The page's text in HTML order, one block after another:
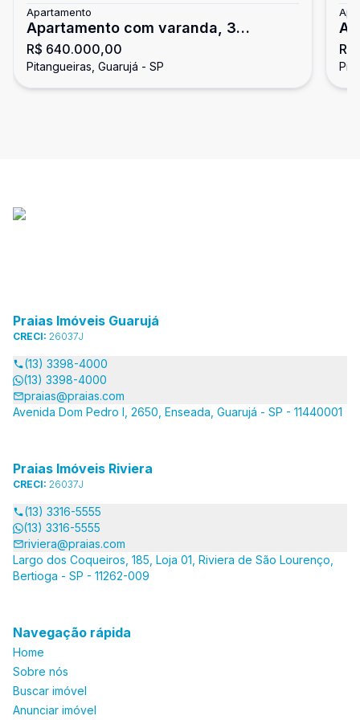
Apartamento
Apartamento com varanda, 3
dormitórios, Pitangueiras, Guarujá
R$ 640.000,00
Pitangueiras, Guarujá - SP
Praias Imóveis Guarujá
CRECI: 26037J
(13) 3398-4000
(13) 3398-4000
praias@praias.com
Avenida Dom Pedro I, 2650, Enseada, Guarujá - SP - 11440001
Praias Imóveis Riviera
CRECI: 26037J
(13) 3316-5555
(13) 3316-5555
riviera@praias.com
Largo dos Coqueiros, 185, Loja 01, Riviera de São Lourenço,
Bertioga - SP - 11262-009
Navegação rápida
Home
Sobre nós
Buscar imóvel
Anunciar imóvel